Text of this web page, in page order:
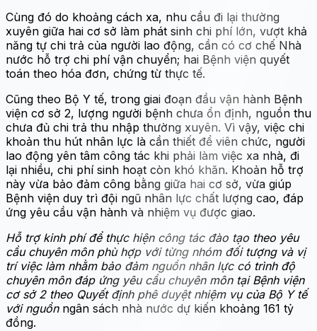
Cùng đó do khoảng cách xa, nhu cầu đi lại thường
xuyên giữa hai cơ sở làm phát sinh chi phí lớn, vượt khả
năng tự chi trả của người lao động, cần có cơ chế Nhà
nước hỗ trợ chi phí vận chuyển; hai Bệnh viện quyết
toán theo hóa đơn, chứng từ thực tế.
Cũng theo Bộ Y tế, trong giai đoạn đầu vận hành Bệnh
viện cơ sở 2, lượng người bệnh chưa ổn định, nguồn thu
chưa đủ chi trả thu nhập thường xuyên. Vì vậy, việc chi
khoản thu hút nhân lực là cần thiết để viên chức, người
lao động yên tâm công tác khi phải làm việc xa nhà, đi
lại nhiều, chi phí sinh hoạt còn khó khăn. Khoản hỗ trợ
này vừa bảo đảm công bằng giữa hai cơ sở, vừa giúp
Bệnh viện duy trì đội ngũ nhân lực chất lượng cao, đáp
ứng yêu cầu vận hành và nhiệm vụ được giao.
Hỗ trợ kinh phí để thực hiện công tác đào tạo theo yêu
cầu chuyên môn phù hợp với từng nhóm đối tượng và vị
trí việc làm nhằm bảo đảm nguồn nhân lực có trình độ
chuyên môn đáp ứng yêu cầu chuyên môn tại Bệnh viện
cơ sở 2 theo Quyết định phê duyệt nhiệm vụ của Bộ Y tế
với nguồn ngân sách nhà nước dự kiến khoảng 161 tỷ
đồng.